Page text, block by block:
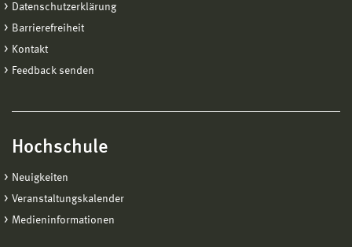
Datenschutzerklärung
Barrierefreiheit
Kontakt
Feedback senden
Hochschule
Neuigkeiten
Veranstaltungskalender
Medieninformationen